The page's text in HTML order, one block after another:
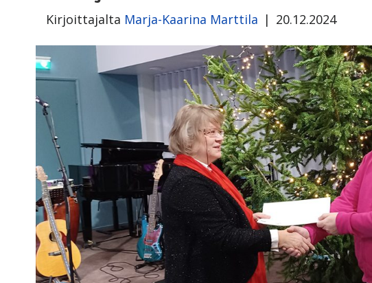
Kirjoittajalta Marja-Kaarina Marttila | 20.12.2024